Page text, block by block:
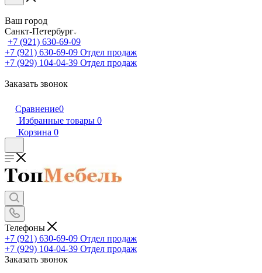
Ваш город
Санкт-Петербург
+7 (921) 630-69-09
+7 (921) 630-69-09 Отдел продаж
+7 (929) 104-04-39 Отдел продаж
Заказать звонок
Сравнение0
Избранные товары 0
Корзина 0
Телефоны
+7 (921) 630-69-09 Отдел продаж
+7 (929) 104-04-39 Отдел продаж
Заказать звонок